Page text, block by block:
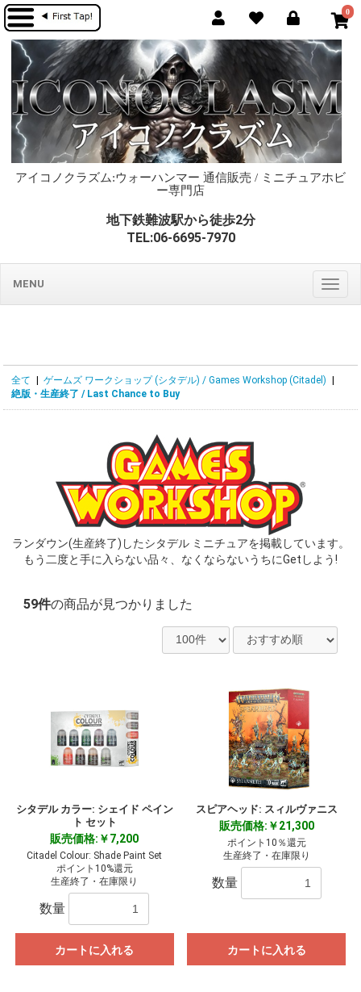
0
アイコノクラズム:ウォーハンマー 通信販売 / ミニチュアホビ
ー専門店
地下鉄難波駅から徒歩2分
TEL:06-6695-7970
MENU
全て ゲームズ ワークショップ (シタデル) / Games Workshop (Citadel)
絶版・生産終了 / Last Chance to Buy
ランダウン(生産終了)したシタデル ミニチュアを掲載しています。
もう二度と手に入らない品々、なくならないうちにGetしよう!
59件の商品が見つかりました
シタデル カラー: シェイド ペイン
ト セット
販売価格:￥7,200
Citadel Colour: Shade Paint Set
ポイント10%還元
生産終了・在庫限り
数量
カートに入れる
スピアヘッド: スィルヴァニス
販売価格:￥21,300
ポイント10％還元
生産終了・在庫限り
数量
カートに入れる